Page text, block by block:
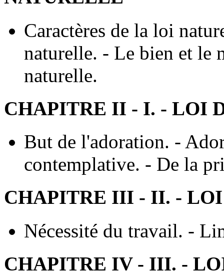
Caractères de la loi
naturelle. - Le bien et le
naturelle.
CHAPITRE II - I. - LOI
But de l'adoration. -
contemplative. - De la
CHAPITRE III - II. -
Nécessité du travail. -
CHAPITRE IV - III. -